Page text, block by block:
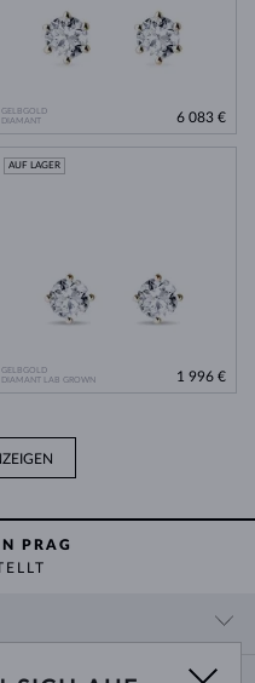
GELBGOLD
DIAMANT
6 083 €
GELBGOLD
DIAMANT LAB GROWN
AUF LAGER
1 996 €
PRAG